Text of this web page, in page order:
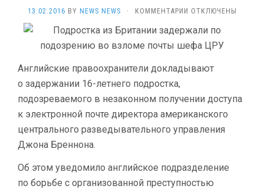
13.02.2016 BY NEWS NEWS · КОММЕНТАРИИ К
В
АНГЛИИ
ПОДРОСТКА,
ПОЧТУ
ШЕФА
ОТКЛЮЧЕНЫ
Английские правоохранители докладывают
о задержании 16-летнего подростка,
подозреваемого в незаконном получении доступа
к электронной почте директора американского
центрального разведывательного управления
Джона Бреннона.
Об этом уведомило английское подразделение
по борьбе с организованной преступностью